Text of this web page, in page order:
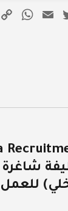
Twitter
Email